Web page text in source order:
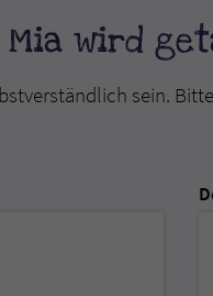
wird
sein.